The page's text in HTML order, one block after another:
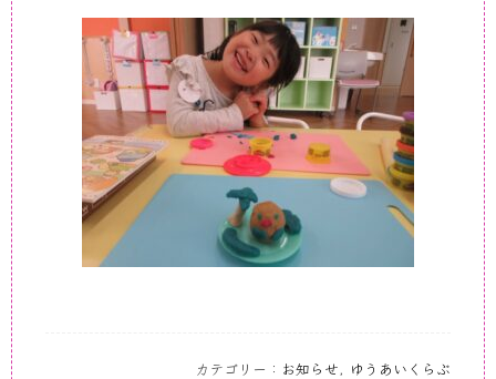
カテゴリー： お知らせ, ゆうあいくらぶ